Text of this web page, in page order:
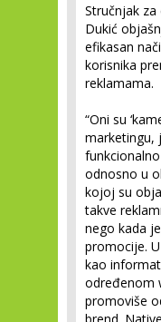
Stručnjak
Dukić
efikasan
korisnika
reklamama.
“Oni su
marketingu,
odnosno u
kojoj su
takve
nego kada
promocije.
kao
određenom
promoviše